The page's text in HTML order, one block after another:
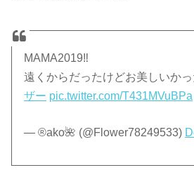
MAMA2019‼︎
遠くからだったけどお美しいか
ザー pic.twitter.com/T431MVuBPa
— ®️ako🌺 (@Flower78249533)